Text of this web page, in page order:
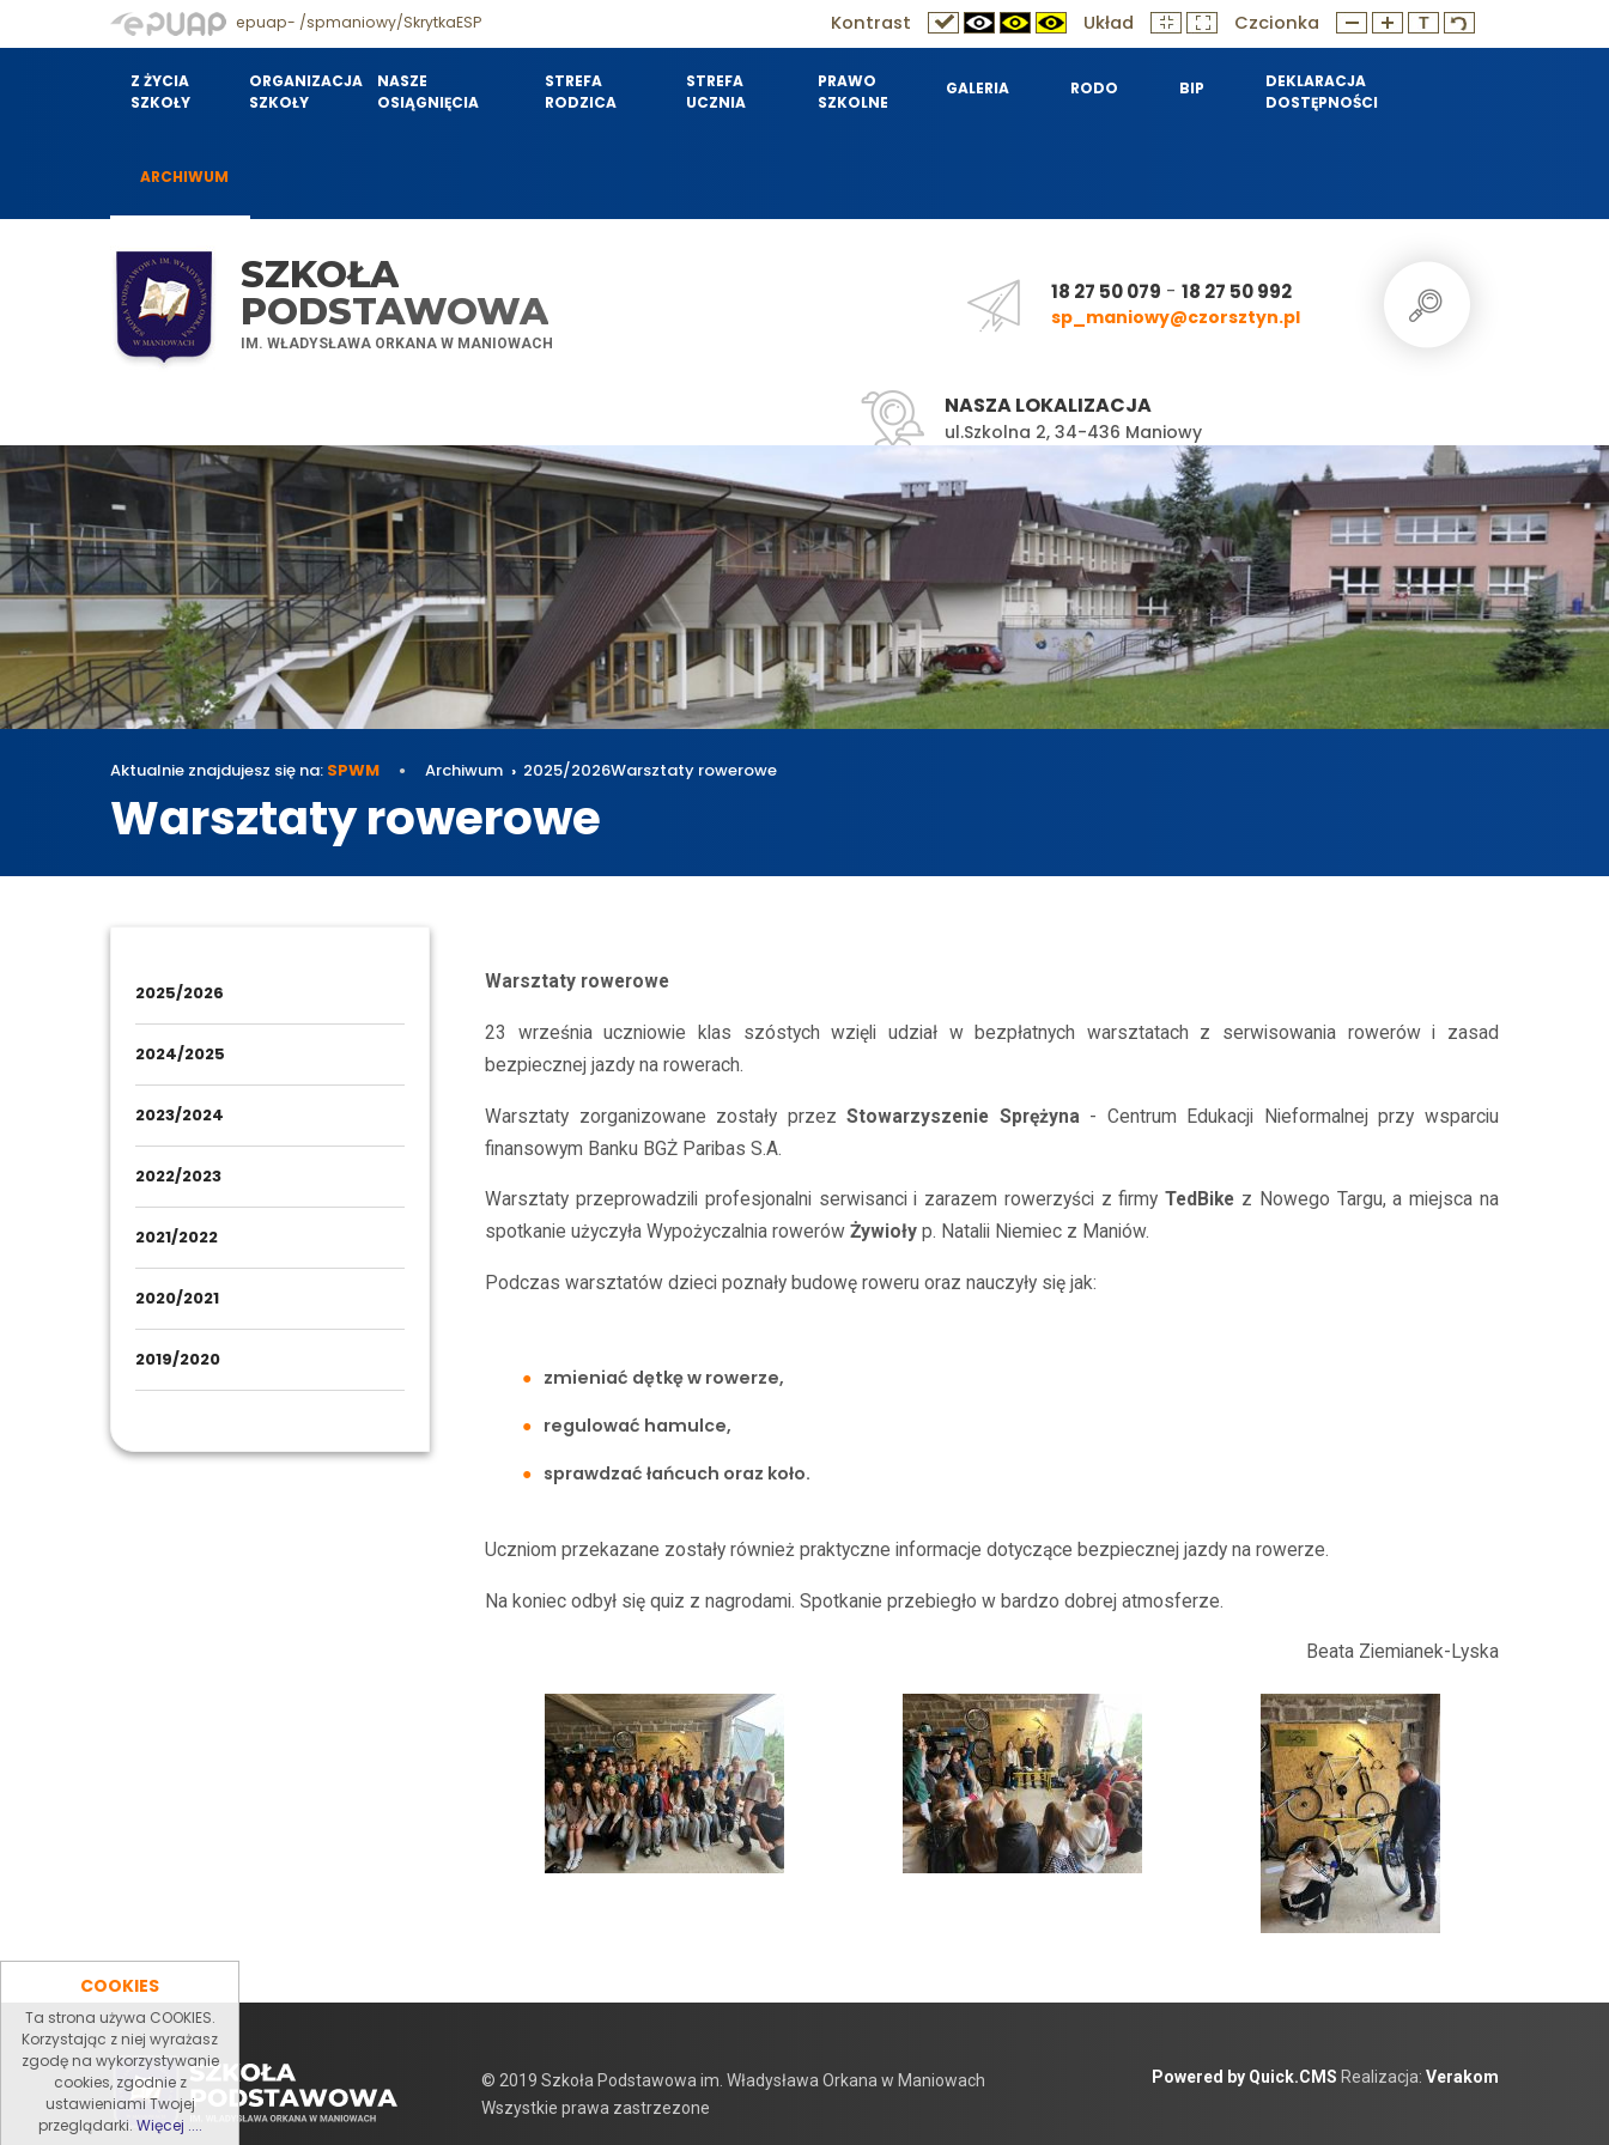
COOKIES
Ta strona używa COOKIES.
Korzystając z niej wyrażasz
zgodę na wykorzystywanie
cookies, zgodnie z
ustawieniami Twojej
przeglądarki. Więcej ....
epuap- /spmaniowy/SkrytkaESP Kontrast Układ Czcionka
Z ŻYCIA
SZKOŁY
ORGANIZACJA
SZKOŁY
NASZE
OSIĄGNIĘCIA
STREFA
RODZICA
STREFA
UCZNIA
PRAWO
SZKOLNE
GALERIA RODO BIP
DEKLARACJA
DOSTĘPNOŚCI
ARCHIWUM
SZKOŁA
PODSTAWOWA
IM. WŁADYSŁAWA ORKANA W MANIOWACH
18 27 50 079 - 18 27 50 992
sp_maniowy@czorsztyn.pl
NASZA LOKALIZACJA
ul.Szkolna 2, 34-436 Maniowy
Aktualnie znajdujesz się na: SPWM Archiwum 2025/2026Warsztaty rowerowe
Warsztaty rowerowe
2025/2026
2024/2025
2023/2024
2022/2023
2021/2022
2020/2021
2019/2020
Warsztaty rowerowe
23 września uczniowie klas szóstych wzięli udział w bezpłatnych warsztatach z serwisowania rowerów i zasad
bezpiecznej jazdy na rowerach.
Warsztaty zorganizowane zostały przezStowarzyszenie Sprężyna - Centrum Edukacji Nieformalnej przy wsparciu
finansowym Banku BGŻ Paribas S.A.
Warsztaty przeprowadzili profesjonalni serwisanci i zarazem rowerzyści z firmyTedBike z Nowego Targu, a miejsca na
spotkanie użyczyła Wypożyczalnia rowerówŻywioły p. Natalii Niemiec z Maniów.
Podczas warsztatów dzieci poznały budowę roweru oraz nauczyły się jak:
zmieniać dętkę w rowerze,
regulować hamulce,
sprawdzać łańcuch oraz koło.
Uczniom przekazane zostały również praktyczne informacje dotyczące bezpiecznej jazdy na rowerze.
Na koniec odbył się quiz z nagrodami. Spotkanie przebiegło w bardzo dobrej atmosferze.
Beata Ziemianek-Lyska
© 2019 Szkoła Podstawowa im. Władysława Orkana w Maniowach
Wszystkie prawa zastrzezone
Powered by Quick.CMS Realizacja: Verakom